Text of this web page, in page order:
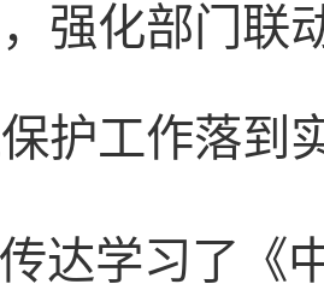
强化部门联
护工作落到
达学习了《